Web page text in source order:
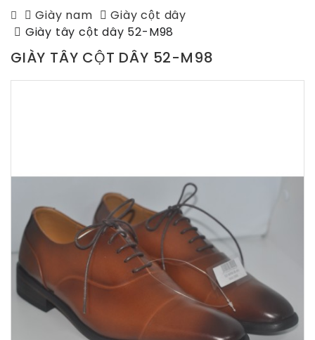
Giày nam
Giày cột dây
Giày tây cột dây 52-M98
GIÀY TÂY CỘT DÂY 52-M98